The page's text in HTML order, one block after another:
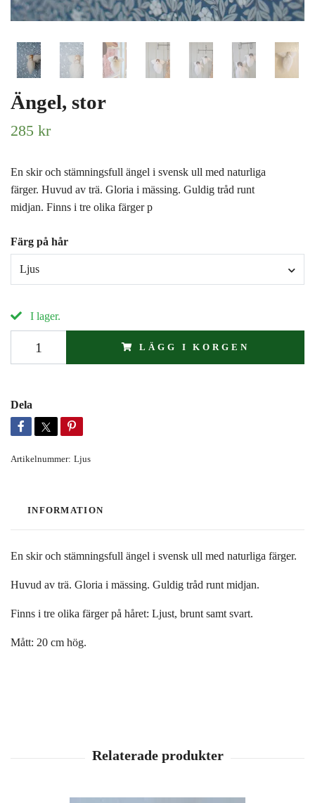
Ängel, stor
285 kr
En skir och stämningsfull ängel i svensk ull med naturliga
färger. Huvud av trä. Gloria i mässing. Guldig tråd runt
midjan. Finns i tre olika färger p
Färg på hår
Ljus
I lager.
LÄGG I KORGEN
Dela
Artikelnummer: Ljus
INFORMATION
En skir och stämningsfull ängel i svensk ull med naturliga färger.
Huvud av trä. Gloria i mässing. Guldig tråd runt midjan.
Finns i tre olika färger på håret: Ljust, brunt samt svart.
Mått: 20 cm hög.